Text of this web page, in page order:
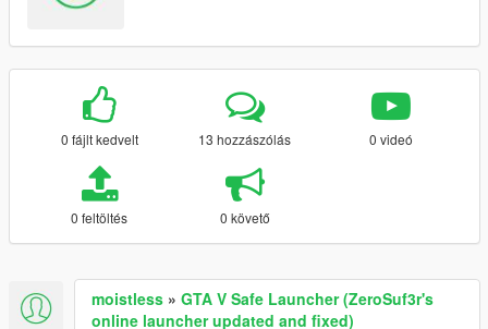
0 fájlt kedvelt 13 hozzászólás 0 videó
0 feltöltés 0 követő
moistless » GTA V Safe Launcher (ZeroSuf3r's
online launcher updated and fixed)